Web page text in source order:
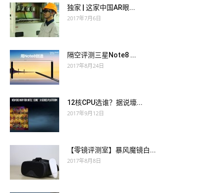
独家 | 这家中国AR眼...
2017年7月6日
隔空评测三星Note8 ...
2017年8月24日
12核CPU选谁？据说壕...
2017年9月12日
【零镜评测室】暴风魔镜白...
2017年8月8日